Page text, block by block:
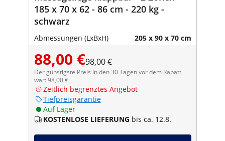
185 x 70 x 62 - 86 cm - 220 kg -
schwarz
Abmessungen (LxBxH) 205 x 90 x 70 cm
88,00 €98,00 €
Der günstigste Preis in den 30 Tagen vor dem Rabatt
war: 98,00 €
Zeitlich begrenztes Angebot
Tiefpreisgarantie
Auf Lager
KOSTENLOSE LIEFERUNG bis ca. 12.8.